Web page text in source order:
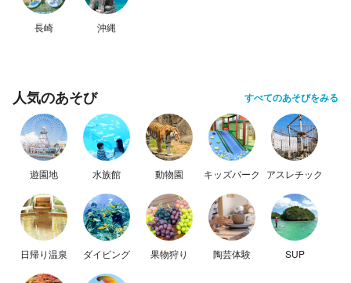
長崎 沖縄
人気のあそび すべてのあそびをみる
遊園地 水族館 動物園 キッズパーク アスレチック
日帰り温泉 ダイビング 果物狩り 陶芸体験 SUP